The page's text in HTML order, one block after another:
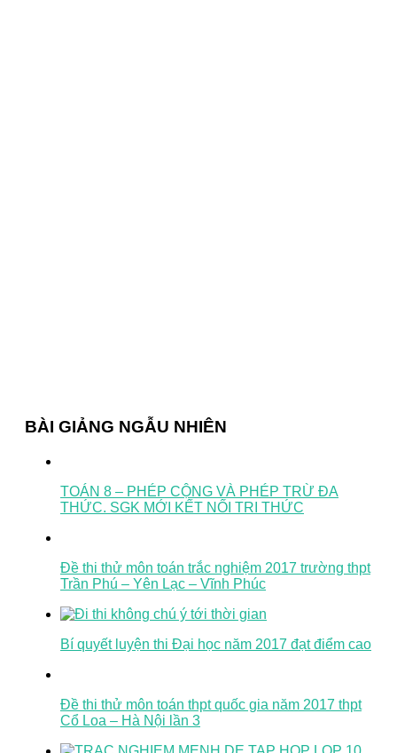
BÀI GIẢNG NGẪU NHIÊN
TOÁN 8 – PHÉP CỘNG VÀ PHÉP TRỪ ĐA
THỨC. SGK MỚI KẾT NỐI TRI THỨC
Đề thi thử môn toán trắc nghiệm 2017 trường thpt
Trần Phú – Yên Lạc – Vĩnh Phúc
Bí quyết luyện thi Đại học năm 2017 đạt điểm cao
Đề thi thử môn toán thpt quốc gia năm 2017 thpt
Cổ Loa – Hà Nội lần 3